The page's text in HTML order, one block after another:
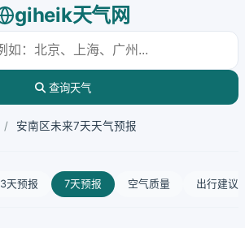
giheik天气网
查询天气
/ 安南区未来7天天气预报
3天预报 7天预报 空气质量 出行建议